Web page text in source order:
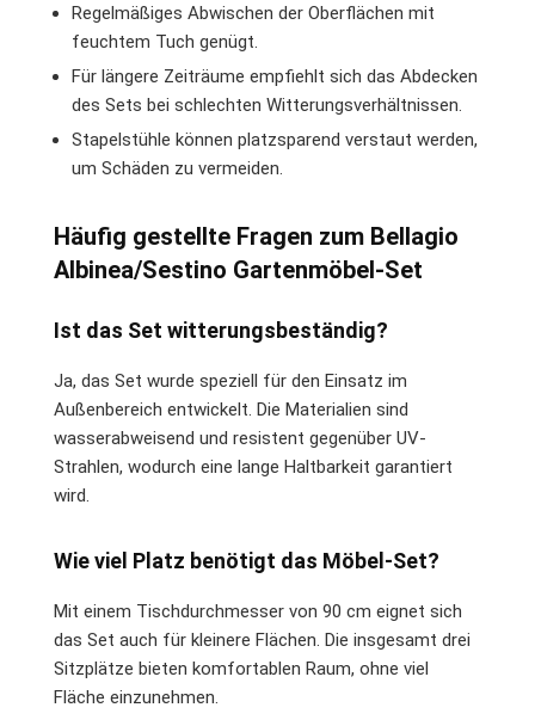
Regelmäßiges Abwischen der Oberflächen mit
feuchtem Tuch genügt.
Für längere Zeiträume empfiehlt sich das Abdecken
des Sets bei schlechten Witterungsverhältnissen.
Stapelstühle können platzsparend verstaut werden,
um Schäden zu vermeiden.
Häufig gestellte Fragen zum Bellagio
Albinea/Sestino Gartenmöbel-Set
Ist das Set witterungsbeständig?
Ja, das Set wurde speziell für den Einsatz im
Außenbereich entwickelt. Die Materialien sind
wasserabweisend und resistent gegenüber UV-
Strahlen, wodurch eine lange Haltbarkeit garantiert
wird.
Wie viel Platz benötigt das Möbel-Set?
Mit einem Tischdurchmesser von 90 cm eignet sich
das Set auch für kleinere Flächen. Die insgesamt drei
Sitzplätze bieten komfortablen Raum, ohne viel
Fläche einzunehmen.